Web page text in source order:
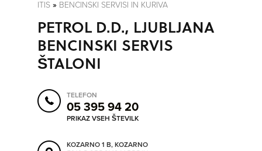
POSLOVNE ENOTE
IZRIŠI POT
POŠLJI SMS
ITIS » BENCINSKI SERVISI IN KURIVA
PETROL D.D., LJUBLJANA
BENCINSKI SERVIS
ŠTALONI
TELEFON
05 395 94 20
PRIKAZ VSEH ŠTEVILK
KOZARNO 1 B, KOZARNO